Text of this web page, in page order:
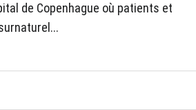
de Copenhague où patients et